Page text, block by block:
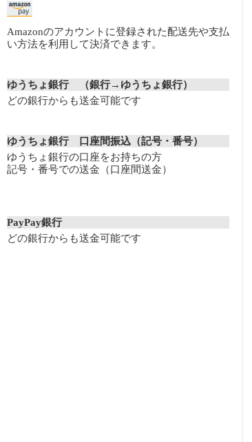
Amazonのアカウントに登録された配送先や支払
い方法を利用して決済できます。
ゆうちょ銀行 （銀行→ゆうちょ銀行）
どの銀行からも送金可能です
ゆうちょ銀行 口座間振込（記号・番号）
ゆうちょ銀行の口座をお持ちの方
記号・番号での送金（口座間送金）
PayPay銀行
どの銀行からも送金可能です